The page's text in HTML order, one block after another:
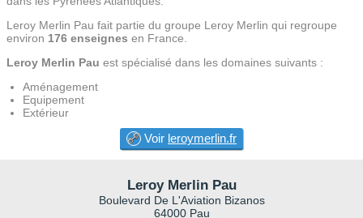
Leroy Merlin Pau fait partie du groupe Leroy Merlin qui regroupe
environ 176 enseignes en France.
Leroy Merlin Pau est spécialisé dans les domaines suivants :
Aménagement
Equipement
Extérieur
Voir leroymerlin.fr
Leroy Merlin Pau
Boulevard De L'Aviation Bizanos
64000 Pau